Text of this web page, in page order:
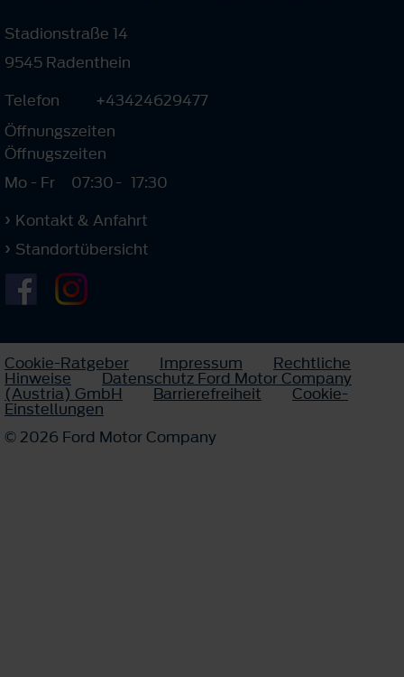
Stadionstraße 14
9545 Radenthein
Telefon
+43424629477
Öffnungszeiten
Öffnugszeiten
Mo - Fr
07:30- 17:30
Kontakt & Anfahrt
Standortübersicht
Cookie-Ratgeber Impressum Rechtliche
Hinweise Datenschutz Ford Motor Company
(Austria) GmbH Barrierefreiheit Cookie-
Einstellungen
© 2026 Ford Motor Company